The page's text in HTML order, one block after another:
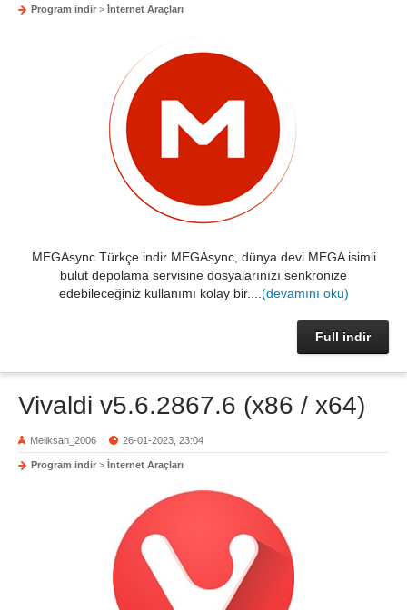
Program indir > İnternet Araçları
MEGAsync Türkçe indir MEGAsync, dünya devi MEGA isimli
bulut depolama servisine dosyalarınızı senkronize
edebileceğiniz kullanımı kolay bir.... (devamını oku)
Full indir
Vivaldi v5.6.2867.6 (x86 / x64)
Meliksah_2006 26-01-2023, 23:04
Program indir > İnternet Araçları